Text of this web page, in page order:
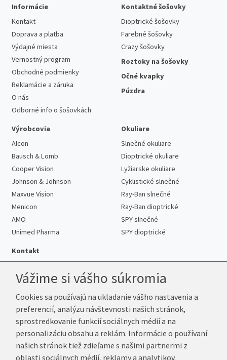
Informácie
Kontakt
Doprava a platba
Výdajné miesta
Vernostný program
Obchodné podmienky
Reklamácie a záruka
O nás
Odborné info o šošovkách
Kontaktné šošovky
Dioptrické šošovky
Farebné šošovky
Crazy šošovky
Roztoky na šošovky
Očné kvapky
Púzdra
Výrobcovia
Alcon
Bausch & Lomb
Cooper Vision
Johnson & Johnson
Maxvue Vision
Menicon
AMO
Unimed Pharma
Okuliare
Slnečné okuliare
Dioptrické okuliare
Lyžiarske okuliare
Cyklistické slnečné
Ray-Ban slnečné
Ray-Ban dioptrické
SPY slnečné
SPY dioptrické
Kontakt
Telefón:+421 222 205 863
E-mail:info@k-sosovky.sk
Reklamačná adresa
Andrea Votavová
Revoluční 1017
Vážime si vášho súkromia
Cookies sa používajú na ukladanie vášho nastavenia a
preferencií, analýzu návštevnosti našich stránok,
sprostredkovanie funkcií sociálnych médií a na
personalizáciu obsahu a reklám. Informácie o používaní
našich stránok tiež zdieľame s našimi partnermi z
oblasti sociálnych médií, reklamy a analytikov.